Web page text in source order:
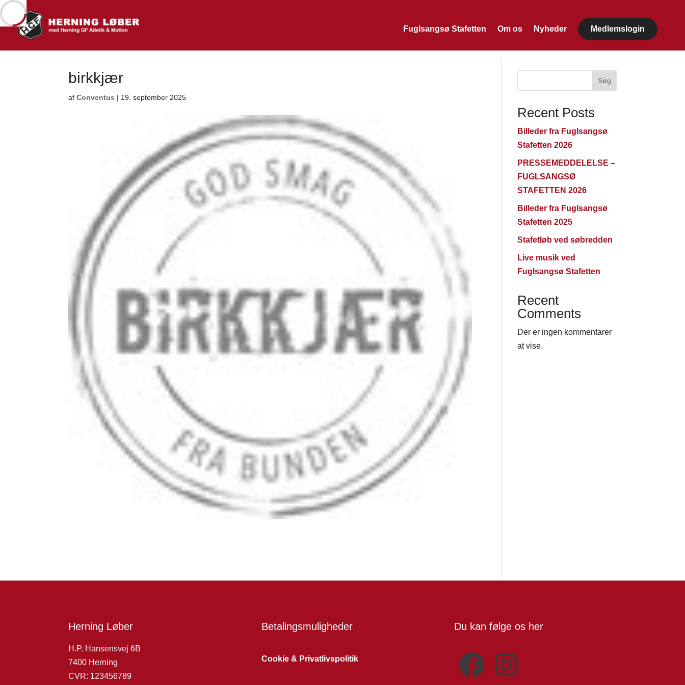
Fuglsangsø Stafetten Om os Nyheder Medlemslogin
birkkjær
afConventus | 19. september 2025
Søg
Recent Posts
Billeder fra Fuglsangsø
Stafetten 2026
PRESSEMEDDELELSE –
FUGLSANGSØ
STAFETTEN 2026
Billeder fra Fuglsangsø
Stafetten 2025
Stafetløb ved søbredden
Live musik ved
Fuglsangsø Stafetten
Recent
Comments
Der er ingen kommentarer
at vise.
Herning Løber
H.P. Hansensvej 6B
7400 Herning
CVR: 123456789
Betalingsmuligheder
Cookie & Privatlivspolitik
Du kan følge os her